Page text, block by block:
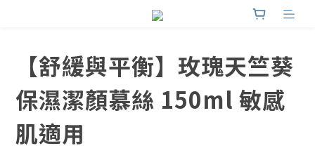
【舒緩與平衡】玫瑰天竺葵
保濕潔顏慕絲 150ml 敏感
肌適用